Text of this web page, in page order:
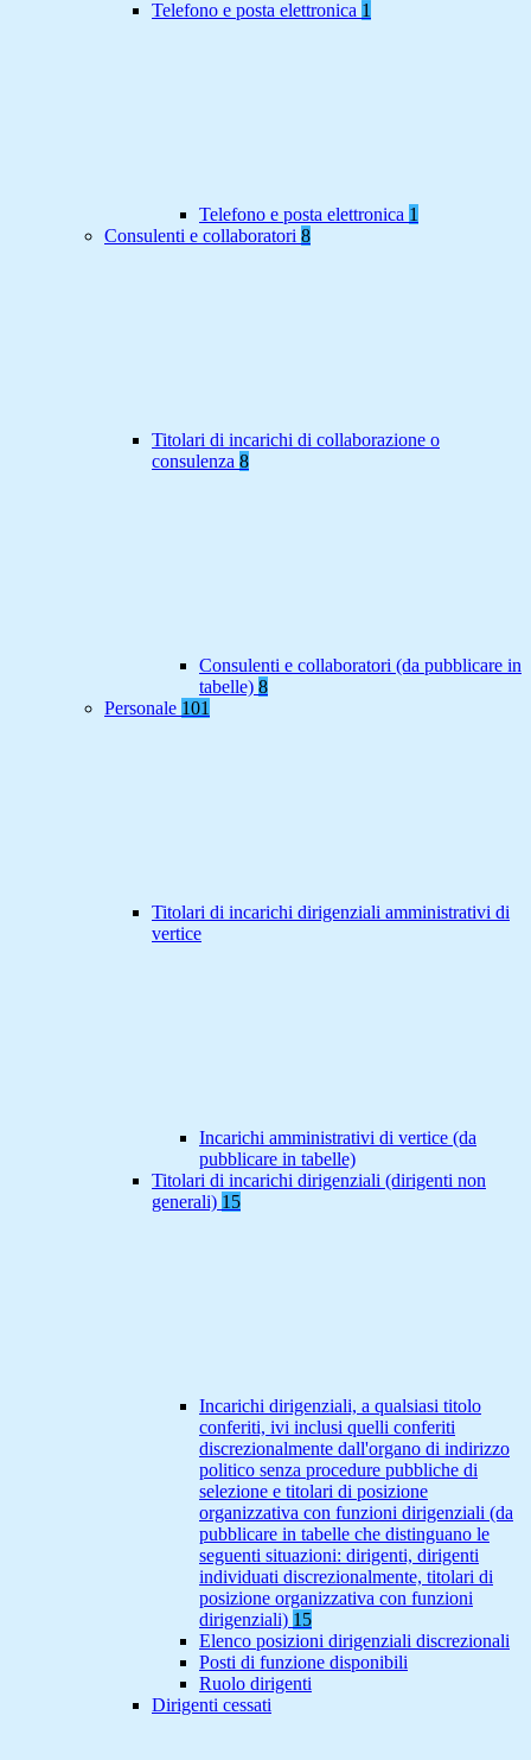
Telefono e posta elettronica 1
Telefono e posta elettronica 1
Consulenti e collaboratori 8
Titolari di incarichi di collaborazione o
consulenza 8
Consulenti e collaboratori (da pubblicare in
tabelle) 8
Personale 101
Titolari di incarichi dirigenziali amministrativi di
vertice
Incarichi amministrativi di vertice (da
pubblicare in tabelle)
Titolari di incarichi dirigenziali (dirigenti non
generali) 15
Incarichi dirigenziali, a qualsiasi titolo
conferiti, ivi inclusi quelli conferiti
discrezionalmente dall'organo di indirizzo
politico senza procedure pubbliche di
selezione e titolari di posizione
organizzativa con funzioni dirigenziali (da
pubblicare in tabelle che distinguano le
seguenti situazioni: dirigenti, dirigenti
individuati discrezionalmente, titolari di
posizione organizzativa con funzioni
dirigenziali) 15
Elenco posizioni dirigenziali discrezionali
Posti di funzione disponibili
Ruolo dirigenti
Dirigenti cessati